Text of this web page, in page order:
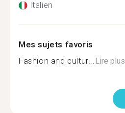
Italien
Mes sujets favoris
Fashion and cultur...Lire plus